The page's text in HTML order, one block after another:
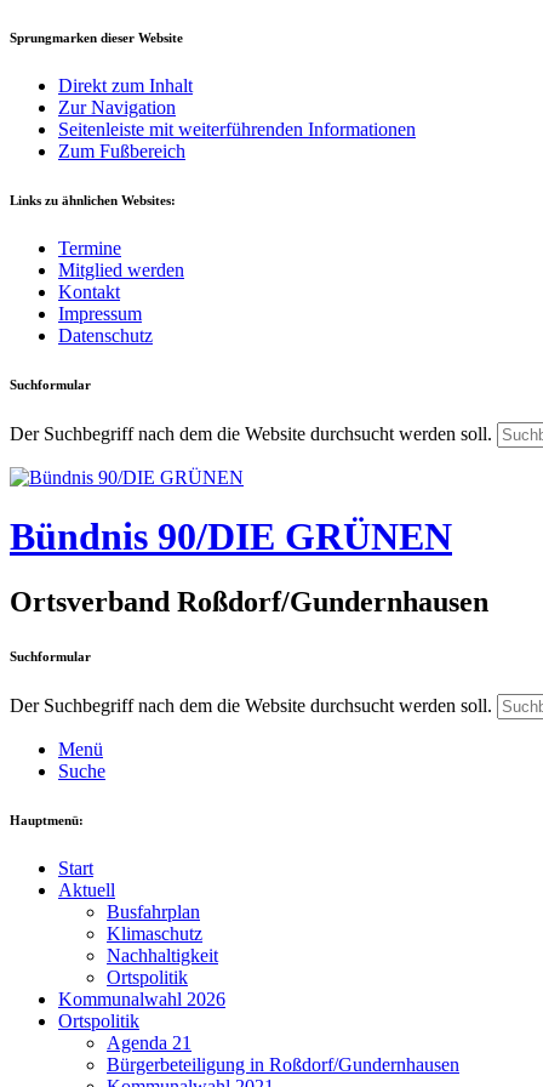
Sprungmarken dieser Website
Direkt zum Inhalt
Zur Navigation
Seitenleiste mit weiterführenden Informationen
Zum Fußbereich
Links zu ähnlichen Websites:
Termine
Mitglied werden
Kontakt
Impressum
Datenschutz
Suchformular
Der Suchbegriff nach dem die Website durchsucht werden soll.
Bündnis 90/DIE GRÜNEN
Ortsverband Roßdorf/Gundernhausen
Suchformular
Der Suchbegriff nach dem die Website durchsucht werden soll.
Menü
Suche
Hauptmenü:
Start
Aktuell
Busfahrplan
Klimaschutz
Nachhaltigkeit
Ortspolitik
Kommunalwahl 2026
Ortspolitik
Agenda 21
Bürgerbeteiligung in Roßdorf/Gundernhausen